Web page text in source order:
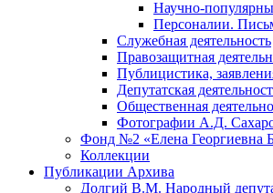
Научно-
Персоналии.
Служебная деятельность
Правозащитная
Публицистика,
Депутатская
Общественная
Фотографии А.Д.
Фонд №2 «Елена Георгиевна
Коллекции
Публикации Архива
Долгий В.М. Народный